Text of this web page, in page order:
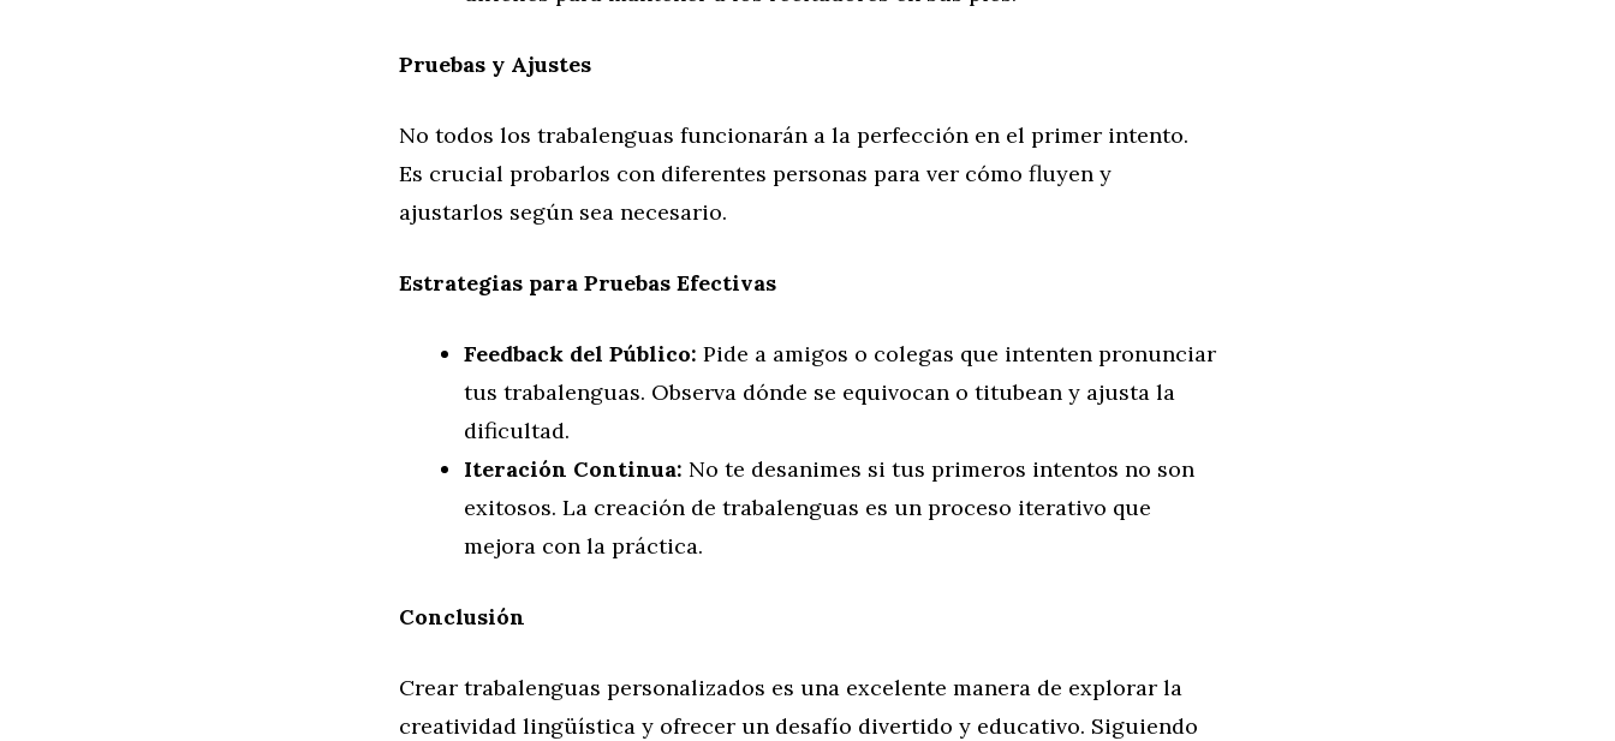
Pruebas y Ajustes
No todos los trabalenguas funcionarán a la perfección en el primer intento.
Es crucial probarlos con diferentes personas para ver cómo fluyen y
ajustarlos según sea necesario.
Estrategias para Pruebas Efectivas
Feedback del Público: Pide a amigos o colegas que intenten pronunciar
tus trabalenguas. Observa dónde se equivocan o titubean y ajusta la
dificultad.
Iteración Continua: No te desanimes si tus primeros intentos no son
exitosos. La creación de trabalenguas es un proceso iterativo que
mejora con la práctica.
Conclusión
Crear trabalenguas personalizados es una excelente manera de explorar la
creatividad lingüística y ofrecer un desafío divertido y educativo. Siguiendo